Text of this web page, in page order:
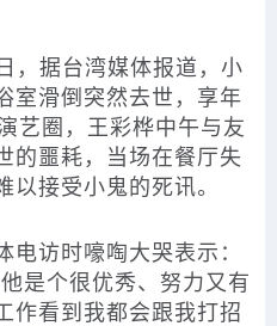
据台湾媒体报道，小
室滑倒突然去世，享年
艺圈，王彩桦中午与友
的噩耗，当场在餐厅失
以接受小鬼的死讯。
访时嚎啕大哭表示：
是个很优秀、努力又有
作看到我都会跟我打招